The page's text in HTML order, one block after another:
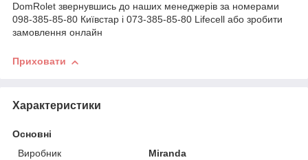
DomRolet звернувшись до наших менеджерів за номерами
098-385-85-80 Київстар і 073-385-85-80 Lifecell або зробити
замовлення онлайн
Приховати
Характеристики
Основні
Виробник
Miranda